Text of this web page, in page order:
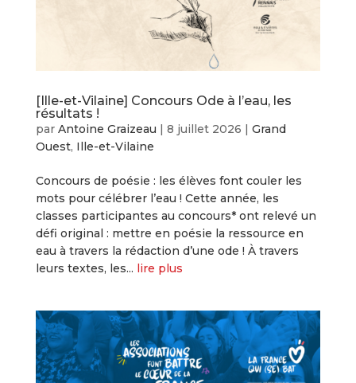
[Ille-et-Vilaine] Concours Ode à l’eau, les
résultats !
par Antoine Graizeau | 8 juillet 2026 | Grand
Ouest, Ille-et-Vilaine
Concours de poésie : les élèves font couler les
mots pour célébrer l’eau ! Cette année, les
classes participantes au concours* ont relevé un
défi original : mettre en poésie la ressource en
eau à travers la rédaction d’une ode ! À travers
leurs textes, les... lire plus